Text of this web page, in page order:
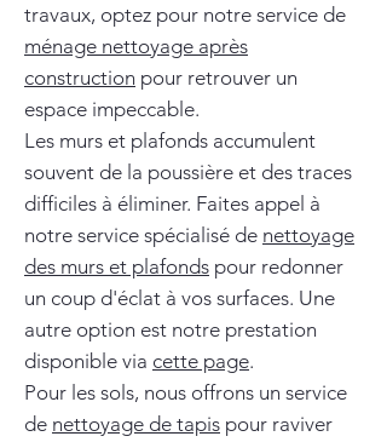
travaux, optez pour notre service de
ménage nettoyage après
construction pour retrouver un
espace impeccable.
Les murs et plafonds accumulent
souvent de la poussière et des traces
difficiles à éliminer. Faites appel à
notre service spécialisé de nettoyage
des murs et plafonds pour redonner
un coup d'éclat à vos surfaces. Une
autre option est notre prestation
disponible via cette page.
Pour les sols, nous offrons un service
de nettoyage de tapis pour raviver